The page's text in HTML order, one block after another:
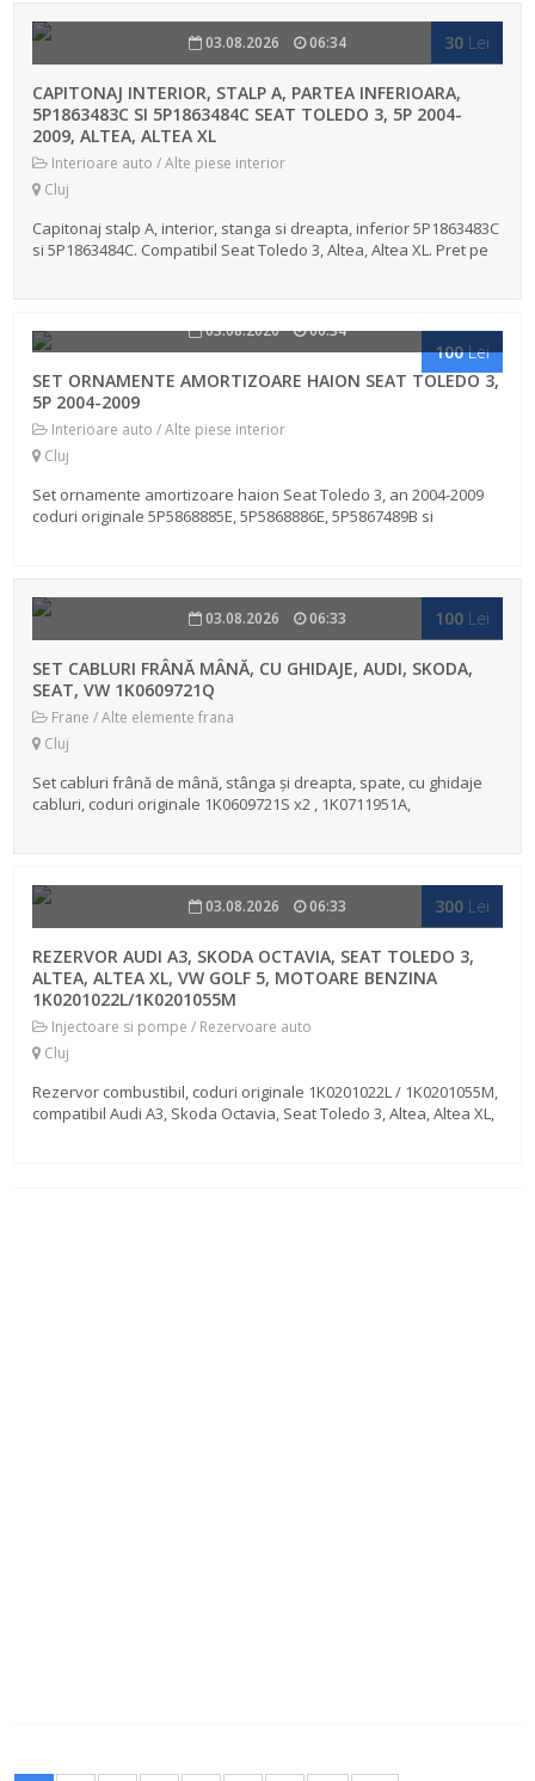
30 Lei
03.08.2026 06:34
CAPITONAJ INTERIOR, STALP A, PARTEA INFERIOARA,
5P1863483C SI 5P1863484C SEAT TOLEDO 3, 5P 2004-
2009, ALTEA, ALTEA XL
Interioare auto / Alte piese interior
Cluj
Capitonaj stalp A, interior, stanga si dreapta, inferior 5P1863483C
si 5P1863484C. Compatibil Seat Toledo 3, Altea, Altea XL. Pret pe
100Lei
03.08.2026 06:34
SET ORNAMENTE AMORTIZOARE HAION SEAT TOLEDO 3,
5P 2004-2009
Interioare auto / Alte piese interior
Cluj
Set ornamente amortizoare haion Seat Toledo 3, an 2004-2009
coduri originale 5P5868885E, 5P5868886E, 5P5867489B si
100 Lei
03.08.2026 06:33
SET CABLURI FRÂNĂ MÂNĂ, CU GHIDAJE, AUDI, SKODA,
SEAT, VW 1K0609721Q
Frane / Alte elemente frana
Cluj
Set cabluri frână de mână, stânga și dreapta, spate, cu ghidaje
cabluri, coduri originale 1K0609721S x2 , 1K0711951A,
300 Lei
03.08.2026 06:33
REZERVOR AUDI A3, SKODA OCTAVIA, SEAT TOLEDO 3,
ALTEA, ALTEA XL, VW GOLF 5, MOTOARE BENZINA
1K0201022L/1K0201055M
Injectoare si pompe / Rezervoare auto
Cluj
Rezervor combustibil, coduri originale 1K0201022L / 1K0201055M,
compatibil Audi A3, Skoda Octavia, Seat Toledo 3, Altea, Altea XL,